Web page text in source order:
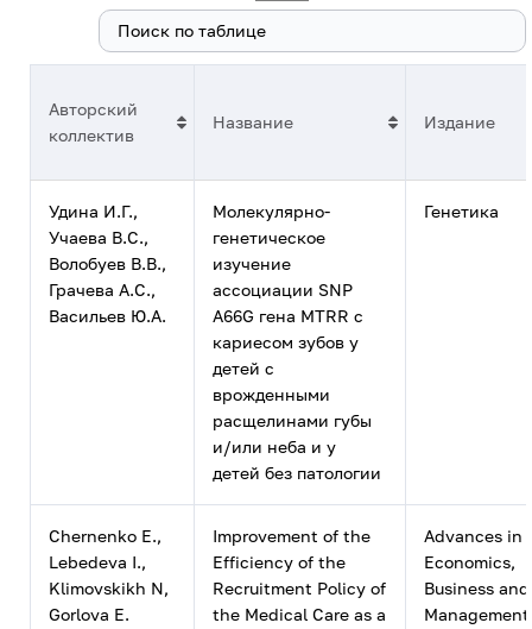
Авторский
коллектив
Название Издание
Удина И.Г.,
Учаева В.С.,
Волобуев В.В.,
Грачева А.С.,
Васильев Ю.А.
Молекулярно-
генетическое
изучение
ассоциации SNP
A66G гена MTRR c
кариесом зубов у
детей с
врожденными
расщелинами губы
и/или неба и у
детей без патологии
Генетика
Chernenko E.,
Lebedeva I.,
Klimovskikh N,
Gorlova E.
Improvement of the
Efficiency of the
Recruitment Policy of
the Medical Care as a
Advances in
Economics,
Business and
Management